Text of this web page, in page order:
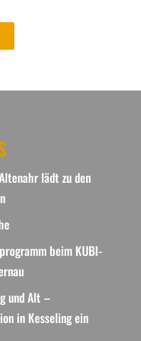
lädt zu den
beim KUBI-
und Alt –
in Kesseling ein